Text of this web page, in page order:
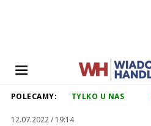
POLECAMY: TYLKO U NAS
12.07.2022 / 19:14